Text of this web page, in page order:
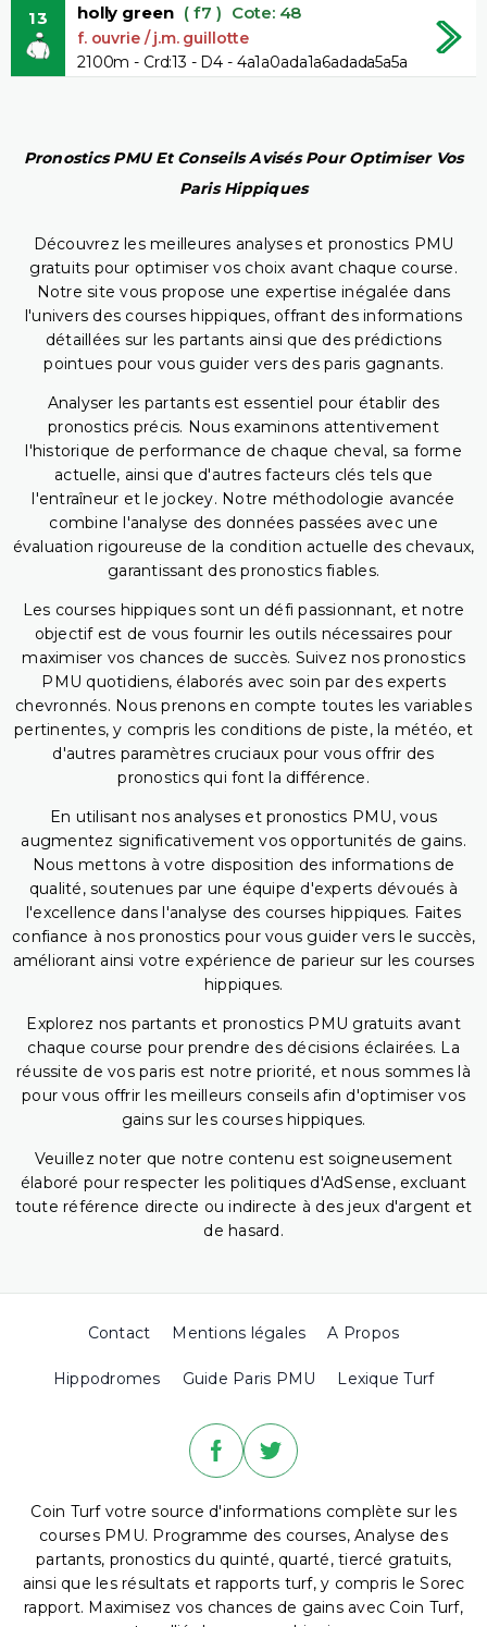
13 holly green ( f7 ) Cote: 48
f. ouvrie / j.m. guillotte
2100m - Crd:13 - D4 - 4a1a0ada1a6adada5a5a
Pronostics PMU Et Conseils Avisés Pour Optimiser Vos
Paris Hippiques
Découvrez les meilleures analyses et pronostics PMU
gratuits pour optimiser vos choix avant chaque course.
Notre site vous propose une expertise inégalée dans
l'univers des courses hippiques, offrant des informations
détaillées sur les partants ainsi que des prédictions
pointues pour vous guider vers des paris gagnants.
Analyser les partants est essentiel pour établir des
pronostics précis. Nous examinons attentivement
l'historique de performance de chaque cheval, sa forme
actuelle, ainsi que d'autres facteurs clés tels que
l'entraîneur et le jockey. Notre méthodologie avancée
combine l'analyse des données passées avec une
évaluation rigoureuse de la condition actuelle des chevaux,
garantissant des pronostics fiables.
Les courses hippiques sont un défi passionnant, et notre
objectif est de vous fournir les outils nécessaires pour
maximiser vos chances de succès. Suivez nos pronostics
PMU quotidiens, élaborés avec soin par des experts
chevronnés. Nous prenons en compte toutes les variables
pertinentes, y compris les conditions de piste, la météo, et
d'autres paramètres cruciaux pour vous offrir des
pronostics qui font la différence.
En utilisant nos analyses et pronostics PMU, vous
augmentez significativement vos opportunités de gains.
Nous mettons à votre disposition des informations de
qualité, soutenues par une équipe d'experts dévoués à
l'excellence dans l'analyse des courses hippiques. Faites
confiance à nos pronostics pour vous guider vers le succès,
améliorant ainsi votre expérience de parieur sur les courses
hippiques.
Explorez nos partants et pronostics PMU gratuits avant
chaque course pour prendre des décisions éclairées. La
réussite de vos paris est notre priorité, et nous sommes là
pour vous offrir les meilleurs conseils afin d'optimiser vos
gains sur les courses hippiques.
Veuillez noter que notre contenu est soigneusement
élaboré pour respecter les politiques d'AdSense, excluant
toute référence directe ou indirecte à des jeux d'argent et
de hasard.
Contact Mentions légales A Propos
Hippodromes Guide Paris PMU Lexique Turf
Coin Turf votre source d'informations complète sur les
courses PMU. Programme des courses, Analyse des
partants, pronostics du quinté, quarté, tiercé gratuits,
ainsi que les résultats et rapports turf, y compris le Sorec
rapport. Maximisez vos chances de gains avec Coin Turf,